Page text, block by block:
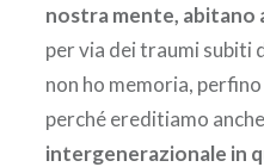
nostra mente, abitano
per via dei traumi subiti
non ho memoria,
perché ereditiamo
intergenerazionale in